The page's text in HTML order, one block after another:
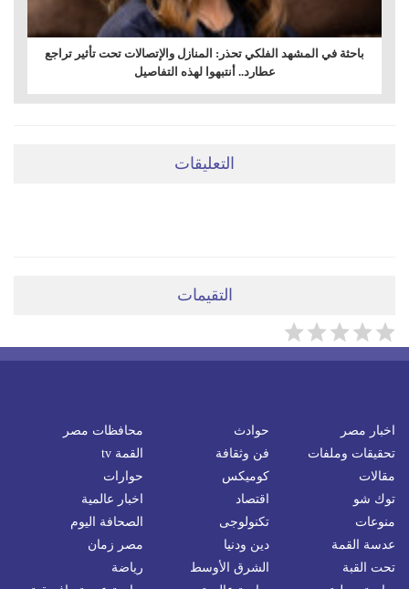
باحثة في المشهد الفلكي تحذر: المنازل والإتصالات تحت تأثير تراجع
عطارد.. أنتبهوا لهذه التفاصيل
التعليقات
التقيمات
اخبار مصر حوادث
محافظات مصر
تحقيقات وملفات
فن وثقافة
القمة tv
مقالات
كوميكس
حوارات
توك شو
اقتصاد
اخبار عالمية
منوعات
تكنولوجى
الصحافة اليوم
عدسة القمة
دين ودنيا
مصر زمان
تحت القبة
الشرق الأوسط
رياضة